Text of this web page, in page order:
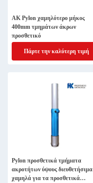
AK Pylon χαμηλότερο μήκος
400mm τμημάτων άκρων
προσθετικό
Πάρτε την καλύτερη τιμή
Pylon προσθετικά τμήματα
ακροτήτων ύψους διευθετήσιμα
χαμηλά για τα προσθετικά